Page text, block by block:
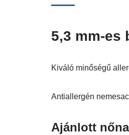
5,3 mm-es
Kiváló minőségű
Antiallergén
Ajánlott